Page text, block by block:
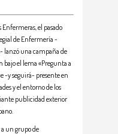
el pasado
de Enfermería -
lanzó una campaña de
el lema «Pregunta a
-y seguirá- presente en
y el entorno de los
publicidad exterior
un grupo de